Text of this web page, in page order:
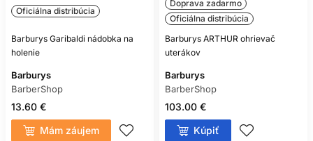
Oficiálna distribúcia
Barburys Garibaldi nádobka na
holenie
Barburys
BarberShop
13.60 €
Mám záujem
Doprava zadarmo
Oficiálna distribúcia
Barburys ARTHUR ohrievač
uterákov
Barburys
BarberShop
103.00 €
Kúpiť